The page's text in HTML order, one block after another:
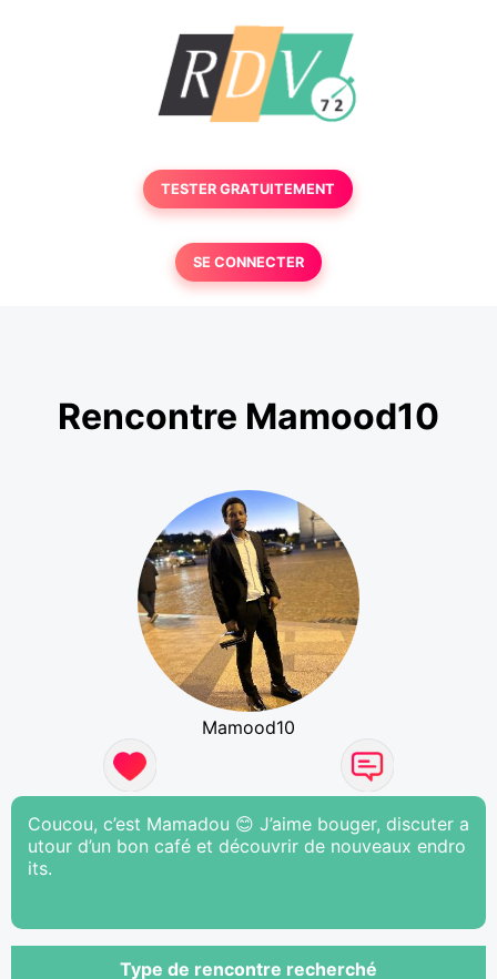
TESTER GRATUITEMENT
SE CONNECTER
Rencontre Mamood10
Mamood10
Coucou, c’est Mamadou 😊 J’aime bouger, discuter a
utour d’un bon café et découvrir de nouveaux endro
its.
Type de rencontre recherché